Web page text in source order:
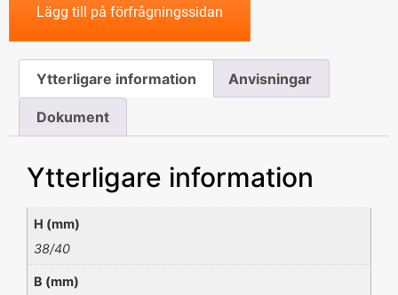
Lägg till på förfrågningssidan
Ytterligare information Anvisningar
Dokument
Ytterligare information
H (mm)
38/40
B (mm)